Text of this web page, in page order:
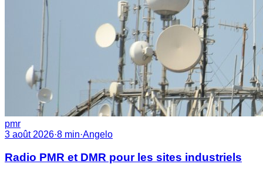
pmr
3 août 2026·8 min·Angelo
Radio PMR et DMR pour les sites industriels